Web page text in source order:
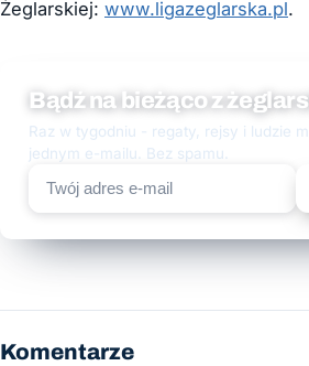
Żeglarskiej: www.ligazeglarska.pl.
Bądź na bieżąco z
Raz w tygodniu - regaty, rejsy i ludzie
jednym e-mailu. Bez spamu.
Komentarze